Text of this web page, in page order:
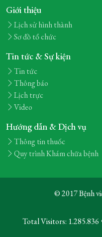
Giới thiệu
Lịch sử hình thành
Sơ đồ tổ chức
Tin tức & Sự kiện
Tin tức
Thông báo
Lịch trực
Video
Hướng dẫn & Dịch vụ
Thông tin thuốc
Quy trình Khám chữa bệnh
© 2017 Bệnh
Total Visitors: 1.285.836